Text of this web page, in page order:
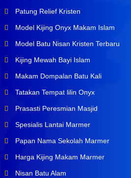
Patung Relief Kristen
Model Kijing Onyx Makam Islam
Model Batu Nisan Kristen Terbaru
Kijing Mewah Bayi Islam
Makam Dompalan Batu Kali
Tatakan Tempat lilin Onyx
Prasasti Peresmian Masjid
Spesialis Lantai Marmer
Papan Nama Sekolah Marmer
Harga Kijing Makam Marmer
Nisan Batu Alam